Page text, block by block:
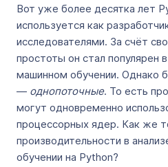
Вот уже более десятка лет
используется как
исследователями. За счёт
простоты он стал популярен
машинном обучении. Однако
— однопоточные. То есть
могут одновременно
процессорных ядер. Как же
производительности в
обучении на Python?